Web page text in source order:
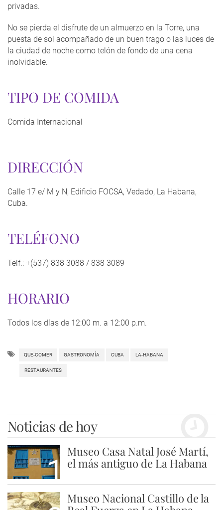
privadas.
No se pierda el disfrute de un almuerzo en la Torre, una
puesta de sol acompañado de un buen trago o las luces de
la ciudad de noche como telón de fondo de una cena
inolvidable.
TIPO DE COMIDA
Comida Internacional
DIRECCIÓN
Calle 17 e/ M y N, Edificio FOCSA, Vedado, La Habana,
Cuba.
TELÉFONO
Telf.: +(537) 838 3088 / 838 3089
HORARIO
Todos los días de 12:00 m. a 12:00 p.m.
QUE-COMER GASTRONOMÍA CUBA LA-HABANA
RESTAURANTES
Noticias de hoy
1
Museo Casa Natal José Martí,
el más antiguo de La Habana
Museo Nacional Castillo de la